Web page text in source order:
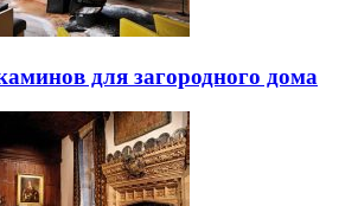
для загородного дома